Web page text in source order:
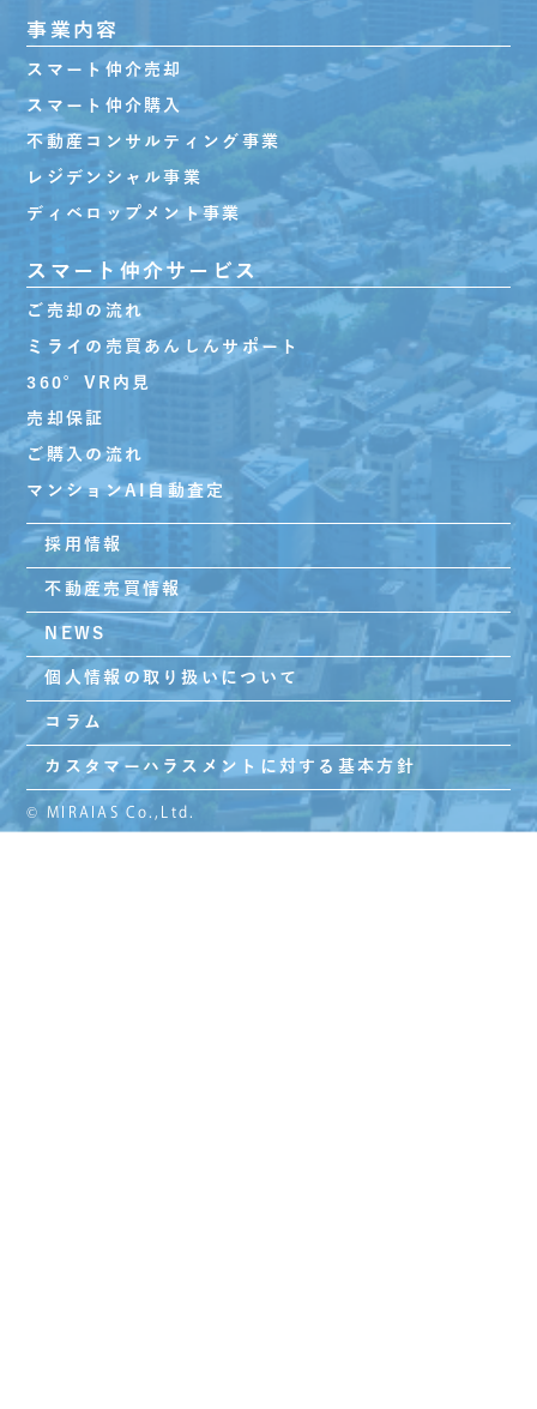
事業内容
スマート仲介売却
スマート仲介購入
不動産コンサルティング事業
レジデンシャル事業
ディベロップメント事業
スマート仲介サービス
ご売却の流れ
ミライの売買あんしんサポート
360°VR内見
売却保証
ご購入の流れ
マンションAI自動査定
採用情報
不動産売買情報
NEWS
個人情報の取り扱いについて
コラム
カスタマーハラスメントに対する基本方針
© MIRAIAS Co.,Ltd.